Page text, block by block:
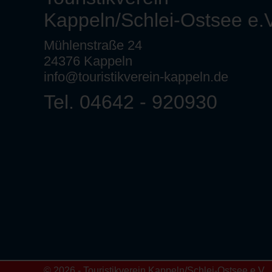
Kappeln/Schlei-Ostsee
Mühlenstraße 24
24376 Kappeln
info@touristikverein-kappeln.de
Tel. 04642 - 920930